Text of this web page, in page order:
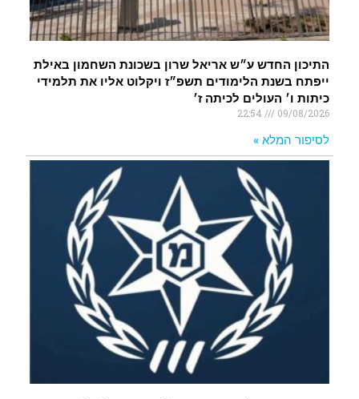
התיכון החדש ע״ש אריאל שרון בשכונת השחמון באילת
ייפתח בשנת הלימודים תשפ״ז ויקלוט אליו את תלמידי
כיתות ו׳ העולים לכיתה ז׳
09/08/2026
לסיפור המלא »